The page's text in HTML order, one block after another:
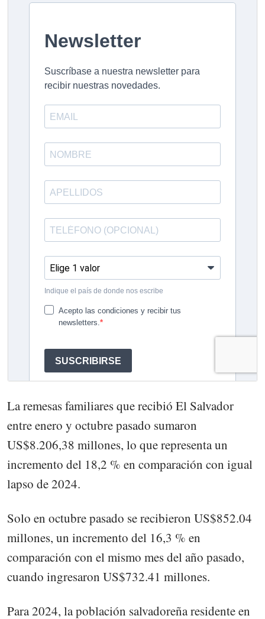
La remesas familiares que recibió El Salvador
entre enero y octubre pasado sumaron
US$8.206,38 millones, lo que representa un
incremento del 18,2 % en comparación con igual
lapso de 2024.
Solo en octubre pasado se recibieron US$852.04
millones, un incremento del 16,3 % en
comparación con el mismo mes del año pasado,
cuando ingresaron US$732.41 millones.
Para 2024, la población salvadoreña residente en